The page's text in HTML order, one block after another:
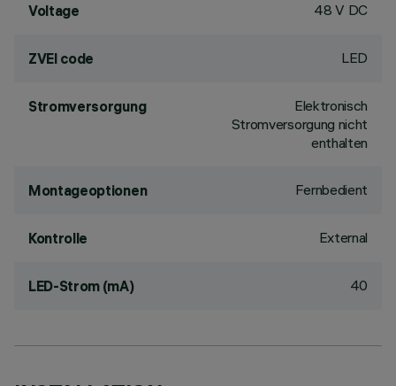
Voltage 48 V DC
ZVEI code LED
Stromversorgung
Elektronisch
Stromversorgung nicht
enthalten
Montageoptionen Fernbedient
Kontrolle External
LED-Strom (mA) 40